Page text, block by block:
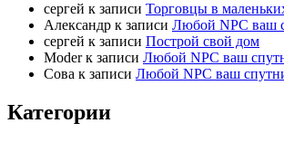
cергей к записи Торговцы в
Александр к записи Любой NPC ваш
cергей к записи Построй свой дом
Moderк записи Любой NPC ваш
Сова к записи Любой NPC ваш
Категории